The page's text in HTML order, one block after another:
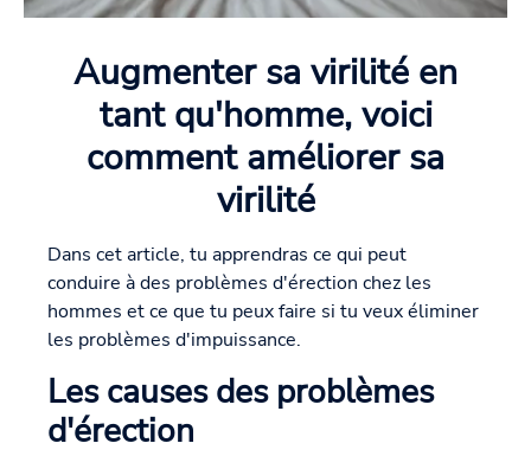
Augmenter sa virilité en
tant qu'homme, voici
comment améliorer sa
virilité
Dans cet article, tu apprendras ce qui peut
conduire à des problèmes d'érection chez les
hommes et ce que tu peux faire si tu veux éliminer
les problèmes d'impuissance.
Les causes des problèmes
d'érection